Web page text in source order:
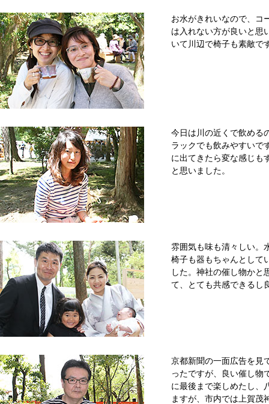
お水がきれいなので、コ
は入れない方が良いと思
いて川辺で椅子も素敵で
今日は川の近くで飲める
ラックでも飲みやすいで
に出てきたら変な感じも
と思いました。
雰囲気も味も清々しい。
椅子も器もちゃんとして
した。神社の催し物かと
て、とても共感できるし
京都新聞の一面広告を見
ったですが、良い催し物
に最後まで楽しめたし、
ますが、市内では上賀茂